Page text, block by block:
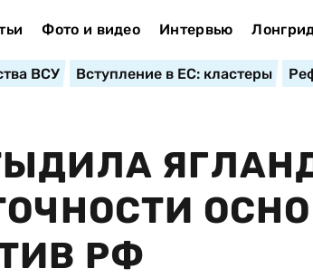
Фото и видео Интервью
ВСУ Вступление в ЕС: кластеры
РФ